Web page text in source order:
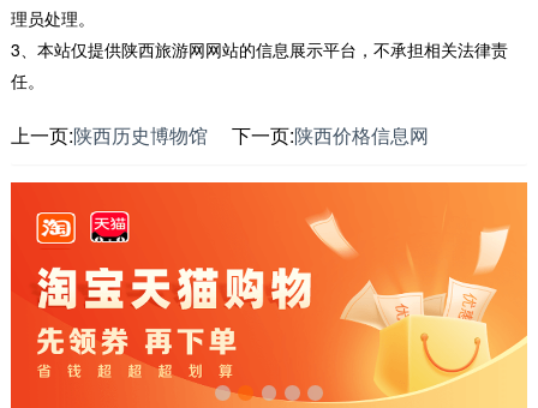
理员处理。
3、本站仅提供陕西旅游网网站的信息展示平台，不承担相关法律责
任。
上一页:陕西历史博物馆 下一页:陕西价格信息网